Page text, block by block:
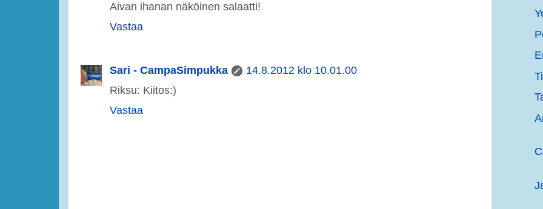
Aivan ihanan näköinen salaatti!
Vastaa
Sari - CampaSimpukka
14.8.2012 klo 10.01.00
Riksu: Kiitos:)
Vastaa